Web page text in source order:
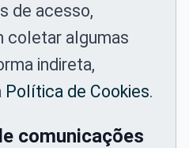
de acesso,
coletar algumas
indireta,
Política de Cookies.
comunicações